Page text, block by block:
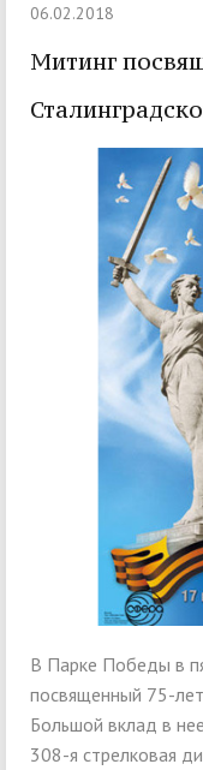
06.02.2018
Митинг
В Парке Победы в
посвященный 75-
Большой вклад в
308-я стрелковая